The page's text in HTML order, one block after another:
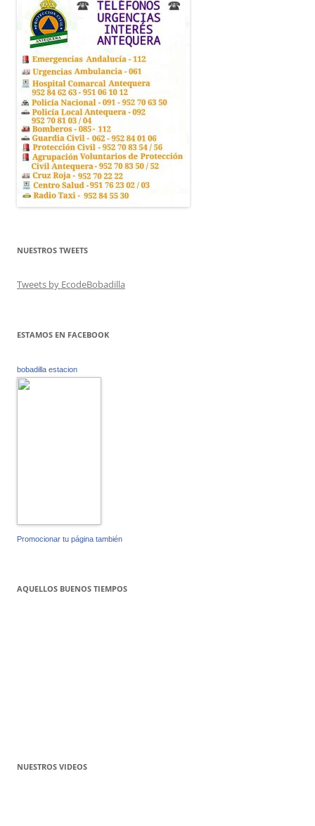
NUESTROS TWEETS
Tweets by EcodeBobadilla
ESTAMOS EN FACEBOOK
bobadilla estacion
Promocionar tu página también
AQUELLOS BUENOS TIEMPOS
NUESTROS VIDEOS